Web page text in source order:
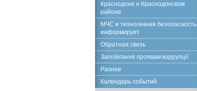
Краснодоне и Краснодонском
районе
МЧС и техногенная безопасность
информирует
Обратная связь
Запобігання проявам коррупції
Разное
Календарь событий